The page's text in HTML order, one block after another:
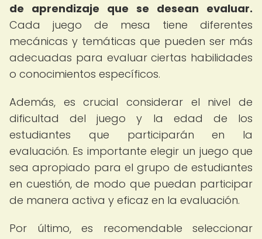
de aprendizaje que se desean evaluar.
Cada juego de mesa tiene diferentes
mecánicas y temáticas que pueden ser más
adecuadas para evaluar ciertas habilidades
o conocimientos específicos.
Además, es crucial considerar el nivel de
dificultad del juego y la edad de los
estudiantes que participarán en la
evaluación. Es importante elegir un juego que
sea apropiado para el grupo de estudiantes
en cuestión, de modo que puedan participar
de manera activa y eficaz en la evaluación.
Por último, es recomendable seleccionar